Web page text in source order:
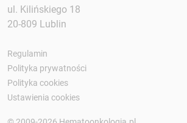
ul. Kilińskiego 18
20-809 Lublin
Regulamin
Polityka prywatności
Polityka cookies
Ustawienia cookies